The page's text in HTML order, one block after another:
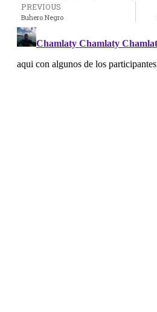
PREVIOUS
Buhero Negro